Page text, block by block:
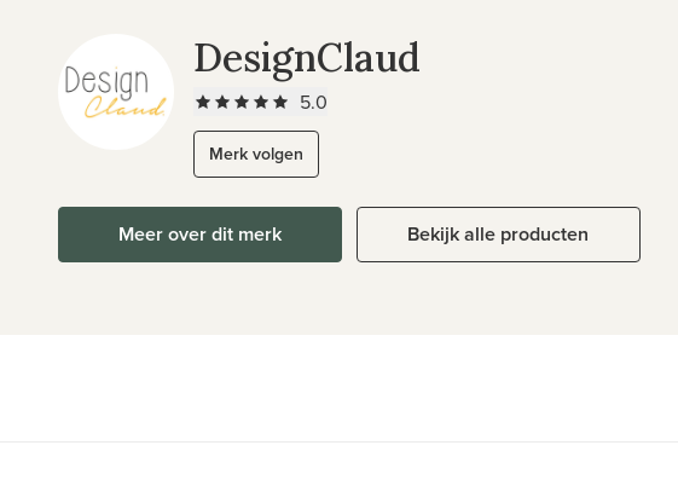
DesignClaud
5.0
Merk volgen
Meer over dit merk Bekijk alle producten